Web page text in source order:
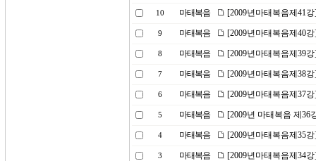
10 마태복음 [2009년마태복음제41
9 마태복음 [2009년마태복음제40
8 마태복음 [2009년마태복음제39
7 마태복음 [2009년마태복음제38
6 마태복음 [2009년마태복음제37
5 마태복음 [2009년 마태복음 제36
4 마태복음 [2009년마태복음제35
3 마태복음 [2009년마태복음제34